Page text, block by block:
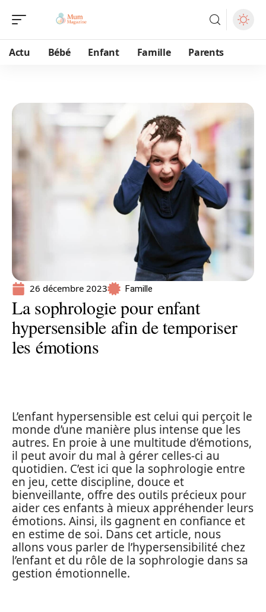
Actu Bébé Enfant Famille Parents
26 décembre 2023 Famille
La sophrologie pour enfant
hypersensible afin de temporiser
les émotions
L’enfant hypersensible est celui qui perçoit le
monde d’une manière plus intense que les
autres. En proie à une multitude d’émotions,
il peut avoir du mal à gérer celles-ci au
quotidien. C’est ici que la sophrologie entre
en jeu, cette discipline, douce et
bienveillante, offre des outils précieux pour
aider ces enfants à mieux appréhender leurs
émotions. Ainsi, ils gagnent en confiance et
en estime de soi. Dans cet article, nous
allons vous parler de l’hypersensibilité chez
l’enfant et du rôle de la sophrologie dans sa
gestion émotionnelle.